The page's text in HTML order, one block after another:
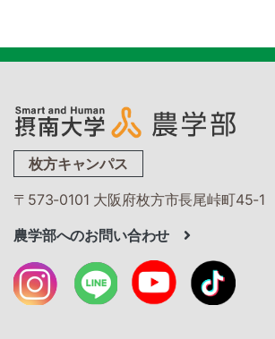
枚方キャンパス
〒573-0101 大阪府枚方市長尾峠町45-1
農学部へのお問い合わせ